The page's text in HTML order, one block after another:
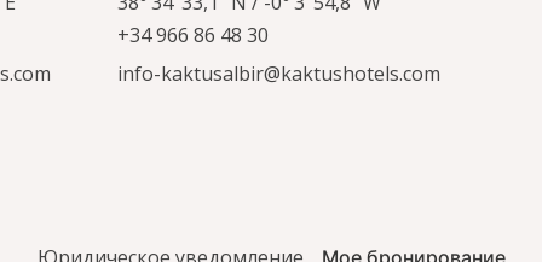
+34 966 86 48 30
info-kaktusalbir@kaktushotels.com
Мое бронирование